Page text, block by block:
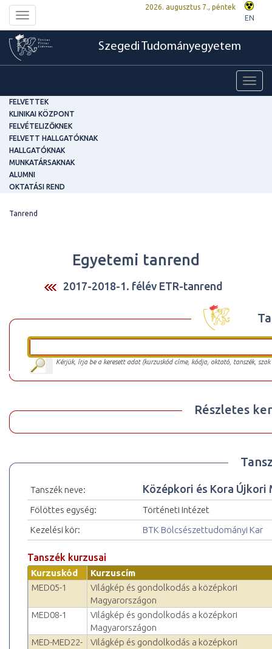
Toggle
navigation
2026. augusztus 7., péntek
EN
Szegedi Tudományegyetem
FELVETTEK
KLINIKAI KÖZPONT
FELVÉTELIZŐKNEK
FELVETT HALLGATÓKNAK
HALLGATÓKNAK
MUNKATÁRSAKNAK
ALUMNI
OKTATÁSI REND
Tanrend
Egyetemi tanrend
2017-2018-1. félév ETR-tanrend
Kérjük, írja be a keresett adat (kurzuskód címe, kódja, oktató, tanszék,
Részletes
Tanszék neve: Középkori és Kora
Fölöttes egység:
Történeti Intézet
Kezelési kör:
BTK Bölcsészettudományi Kar
Tanszék kurzusai
Kurzuskód
Kurzuscím
MED05-1
Világkép és gondolkodás a középkori
Magyarországon
MED08-1
Világkép és gondolkodás a középkori
Magyarországon
MED-MED22-
Világkép és gondolkodás a középkori